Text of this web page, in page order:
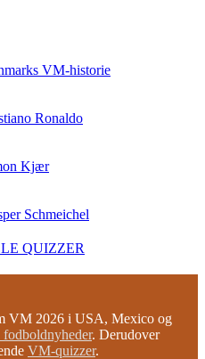
VM-historie
Ronaldo
Kjær
Schmeichel
QUIZZER
VM 2026 i USA, Mexico og
. Derudover
VM-quizzer.